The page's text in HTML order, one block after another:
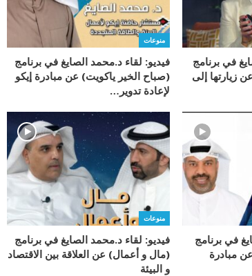
في برنامج
زيارتها إلى
منوعات
فيديو: لقاء د.محمد الصايغ في برنامج
(صباح الخير ياكويت) عن مبادرة إيكو
لإعادة تدوير…
في برنامج
مبادرة
منوعات
فيديو: لقاء د.محمد الصايغ في برنامج
(مال و أعمال) عن العلاقة بين الاقتصاد
و البيئة